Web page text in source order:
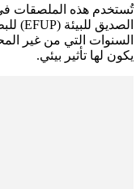
تُستخدم هذه الملصقات
السنوات التي من غير
يكون لها تأثير بيئي.